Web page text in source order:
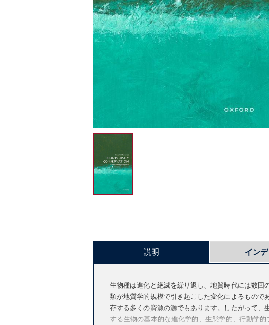
説明 イン
生物種は進化と絶滅を繰り返し、地質時代には数
類が地質学的規模で引き起こした変化によるもの
存する多くの資源の源でもあります。したがって
する生物の基本的な進化学的、生態学的、行動学